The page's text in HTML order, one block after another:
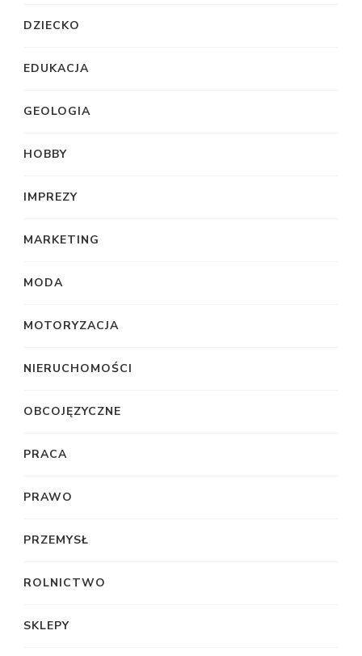
DZIECKO
EDUKACJA
GEOLOGIA
HOBBY
IMPREZY
MARKETING
MODA
MOTORYZACJA
NIERUCHOMOŚCI
OBCOJĘZYCZNE
PRACA
PRAWO
PRZEMYSŁ
ROLNICTWO
SKLEPY